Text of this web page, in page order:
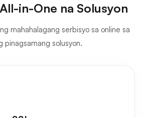
in-One na Solusyon
mahahalagang serbisyo sa online sa
pinagsamang solusyon.